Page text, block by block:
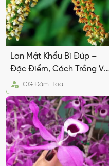
Lan Mật Khẩu Bì Đúp –
Đặc Điểm, Cách Trồng Và
Chăm Sóc
CGĐàm Hoa